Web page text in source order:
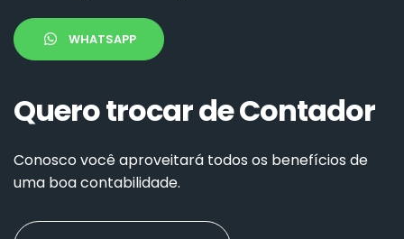
WHATSAPP
Quero trocar de Contador
Conosco você aproveitará todos os benefícios de
uma boa contabilidade.